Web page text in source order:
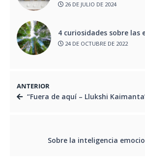
26 DE JULIO DE 2024
4 curiosidades sobre las
24 DE OCTUBRE DE 2022
ANTERIOR
“Fuera de aquí – Llukshi Kaimanta”, un filme
Sobre la inteligencia